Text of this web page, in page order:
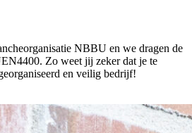
NBBU en we dragen de
Zo weet jij zeker dat je te
en veilig bedrijf!